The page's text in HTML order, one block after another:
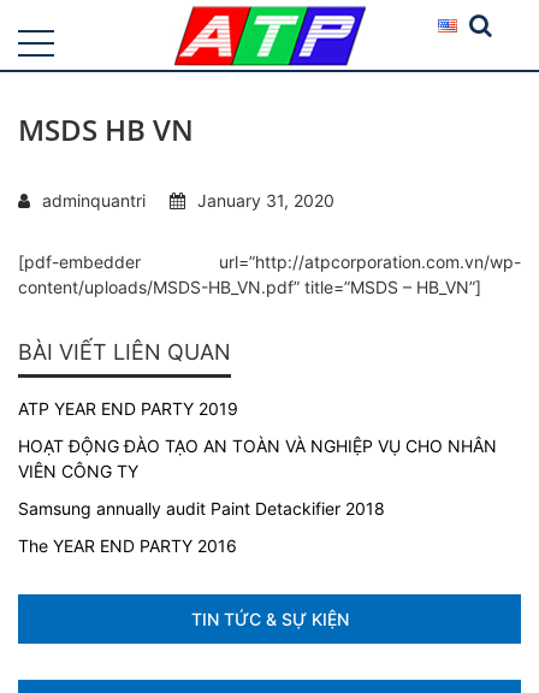
TIN TỨC & SỰ KIỆN
MSDS HB VN
adminquantri January 31, 2020
[pdf-embedder url=”http://atpcorporation.com.vn/wp-
content/uploads/MSDS-HB_VN.pdf” title=”MSDS – HB_VN”]
BÀI VIẾT LIÊN QUAN
ATP YEAR END PARTY 2019
HOẠT ĐỘNG ĐÀO TẠO AN TOÀN VÀ NGHIỆP VỤ CHO NHÂN
VIÊN CÔNG TY
Samsung annually audit Paint Detackifier 2018
The YEAR END PARTY 2016